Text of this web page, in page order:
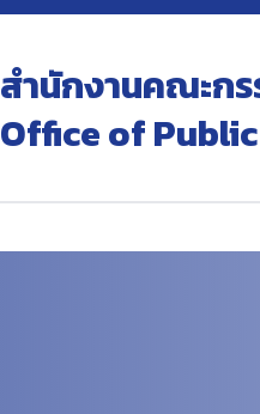
สำนักงานคณะกร
Office of